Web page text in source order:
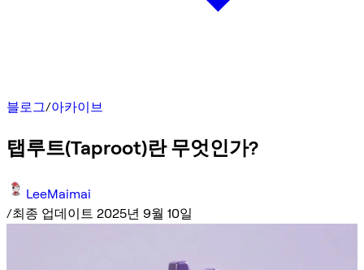
블로그/아카이브
탭루트(Taproot)란 무엇인가?
LeeMaimai
/최종 업데이트 2025년 9월 10일